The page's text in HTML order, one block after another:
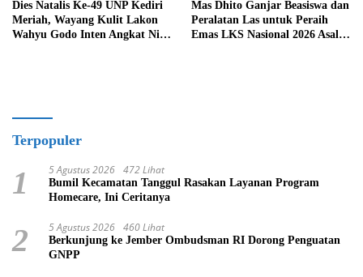
Dies Natalis Ke-49 UNP Kediri
Meriah, Wayang Kulit Lakon
Wahyu Godo Inten Angkat Nilai
Mas Dhito Ganjar Beasiswa dan
Peralatan Las untuk Peraih
Emas LKS Nasional 2026 Asal
Terpopuler
1 5 Agustus 2026 472 Lihat
Bumil Kecamatan Tanggul Rasakan Layanan Program
Homecare, Ini Ceritanya
2 5 Agustus 2026 460 Lihat
Berkunjung ke Jember Ombudsman RI Dorong Penguatan
GNPP